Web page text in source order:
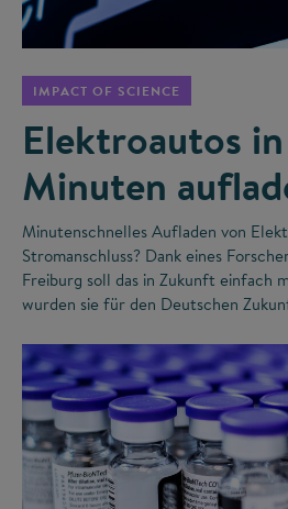
IMPACT OF SCIENCE
Elektroautos
Minuten
Minutenschnelles Aufladen von
Stromanschluss? Dank eines
Freiburg soll das in Zukunft einfach
wurden sie für den Deutschen